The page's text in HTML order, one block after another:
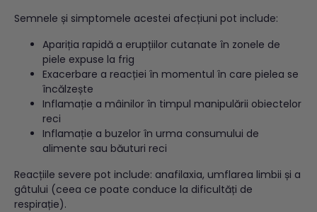
Semnele și simptomele acestei afecțiuni pot include:
Apariția rapidă a erupțiilor cutanate în zonele de
piele expuse la frig
Exacerbare a reacției în momentul în care pielea se
încălzește
Inflamație a mâinilor în timpul manipulării obiectelor
reci
Inflamație a buzelor în urma consumului de
alimente sau băuturi reci
Reacțiile severe pot include: anafilaxia, umflarea limbii și a
gâtului (ceea ce poate conduce la dificultăți de
respirație).